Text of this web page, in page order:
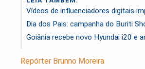
Vídeos de influenciadores digitais
Dia dos Pais: campanha do Buriti
Goiânia recebe novo Hyundai i20 e
Repórter Brunno Moreira